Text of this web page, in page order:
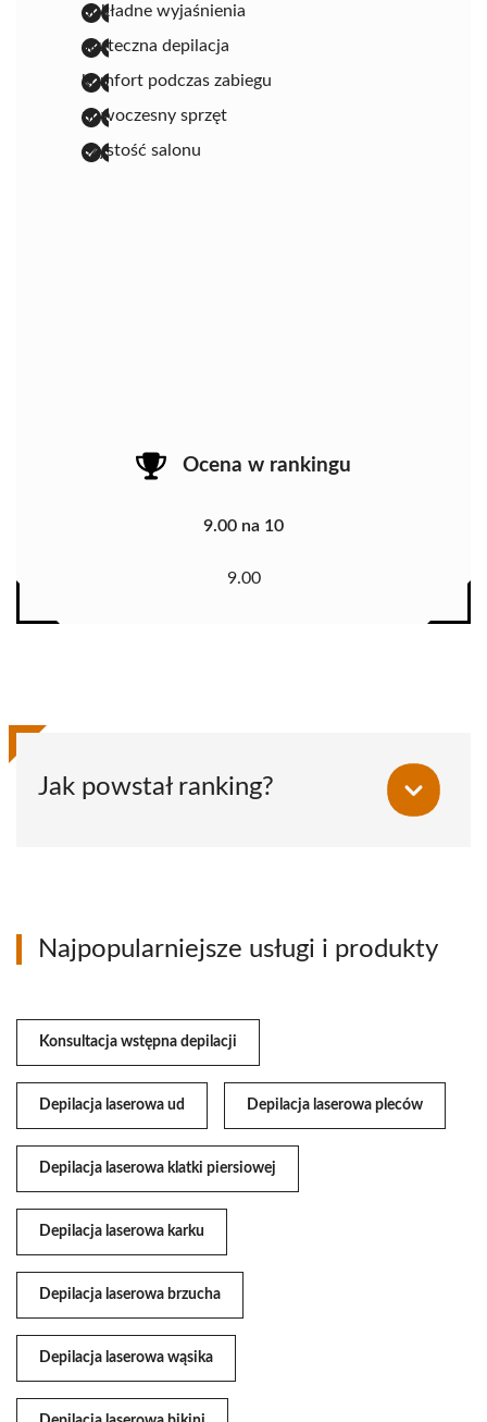
dokładne wyjaśnienia
skuteczna depilacja
komfort podczas zabiegu
nowoczesny sprzęt
czystość salonu
Ocena w rankingu
9.00 na 10
9.00
Jak powstał ranking?
Najpopularniejsze usługi i produkty
Konsultacja wstępna depilacji
Depilacja laserowa ud Depilacja laserowa pleców
Depilacja laserowa klatki piersiowej
Depilacja laserowa karku
Depilacja laserowa brzucha
Depilacja laserowa wąsika